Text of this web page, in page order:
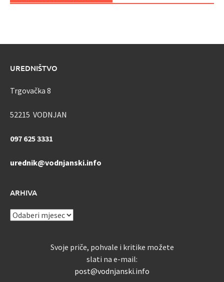
UREDNIŠTVO
Trgovačka 8
52215 VODNJAN
097 625 3331
urednik@vodnjanski.info
ARHIVA
ARHIVA
Svoje priče, pohvale i kritike možete
slati na e-mail:
post@vodnjanski.info